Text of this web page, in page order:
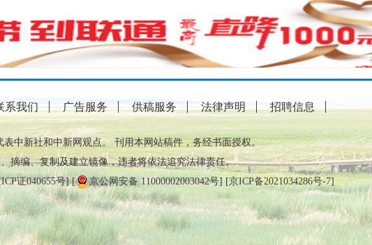
系我们 广告服务 供稿服务 法律声明 招聘信息
中新社和中新网观点。 刊用本网站稿件，务经书面授权。
摘编、复制及建立镜像，违者将依法追究法律责任。
证040655号] [ 京公网安备 11000002003042号] [京ICP备2021034286号-7]